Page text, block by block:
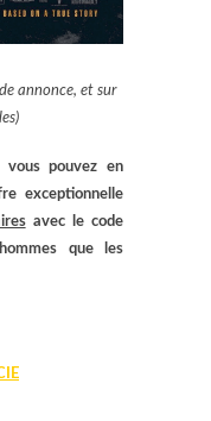
annonce, et sur
vous pouvez en
exceptionnelle
avec le code
que les